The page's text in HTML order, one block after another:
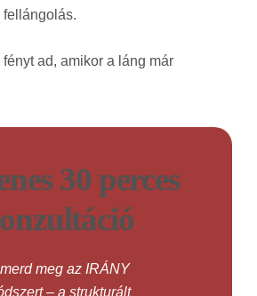
fellángolás.
ad, amikor a láng már
30 perces
meg az IRÁNY
– a strukturált